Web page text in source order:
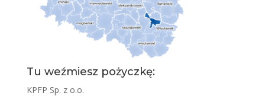
Tu weźmiesz pożyczkę:
KPFP Sp. z o.o.